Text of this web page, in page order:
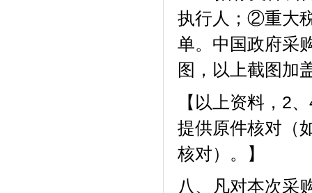
执行人；②重大
单。中国政府采
图，以上截图加
【以上资料，2
提供原件核对（
核对）。】
八、凡对本次采